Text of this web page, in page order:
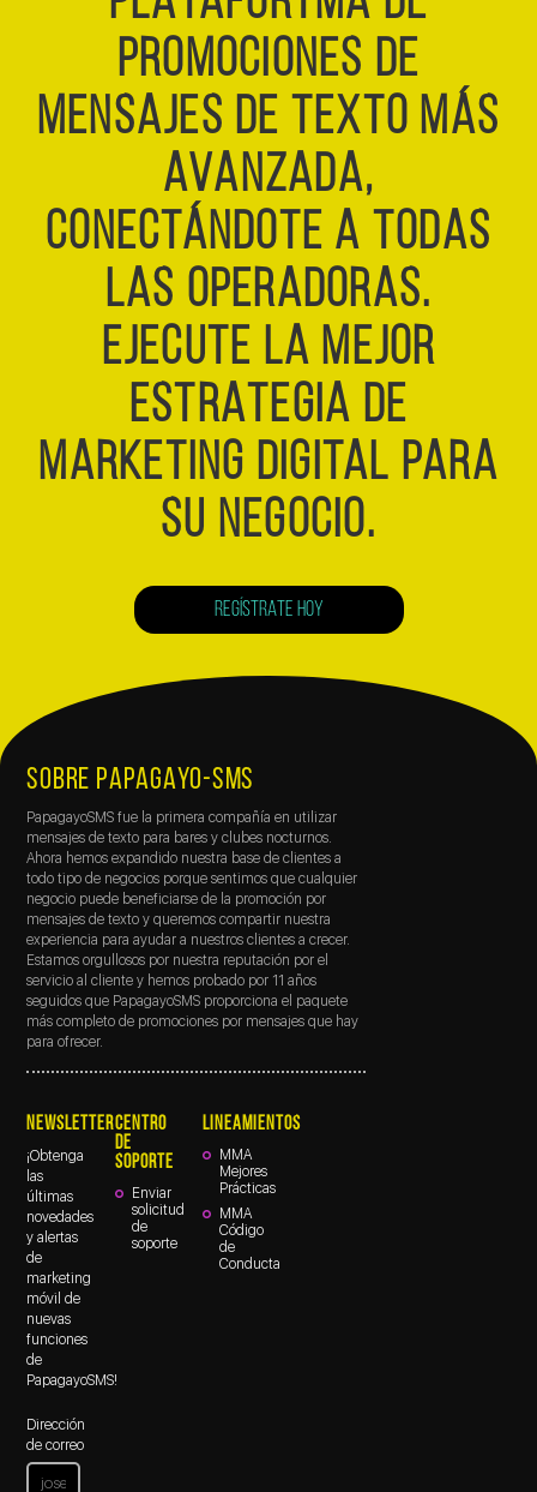
PROMOCIONES DE
MENSAJES DE TEXTO MÁS
AVANZADA,
CONECTÁNDOTE A TODAS
LAS OPERADORAS.
EJECUTE LA MEJOR
ESTRATEGIA DE
MARKETING DIGITAL PARA
SU NEGOCIO.
REGÍSTRATE HOY
SOBRE PAPAGAYO-SMS
PapagayoSMS fue la primera compañía en utilizar
mensajes de texto para bares y clubes nocturnos.
Ahora hemos expandido nuestra base de clientes a
todo tipo de negocios porque sentimos que cualquier
negocio puede beneficiarse de la promoción por
mensajes de texto y queremos compartir nuestra
experiencia para ayudar a nuestros clientes a crecer.
Estamos orgullosos por nuestra reputación por el
servicio al cliente y hemos probado por 11 años
seguidos que PapagayoSMS proporciona el paquete
más completo de promociones por mensajes que hay
para ofrecer.
NEWSLETTER
¡Obtenga
las
últimas
novedades
y alertas
de
marketing
móvil de
nuevas
funciones
de
PapagayoSMS!
Dirección
de correo
CENTRO
DE
SOPORTE
Enviar
solicitud
de
soporte
LINEAMIENTOS
MMA
Mejores
Prácticas
MMA
Código
de
Conducta